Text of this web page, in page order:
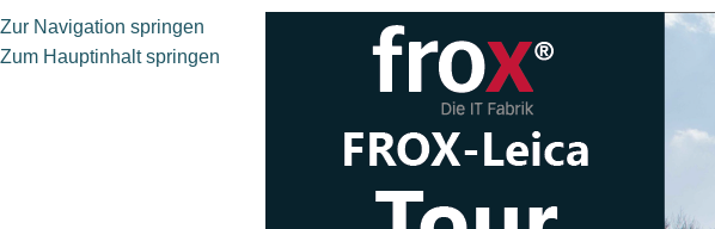
Zur Navigation springen
Zum Hauptinhalt springen